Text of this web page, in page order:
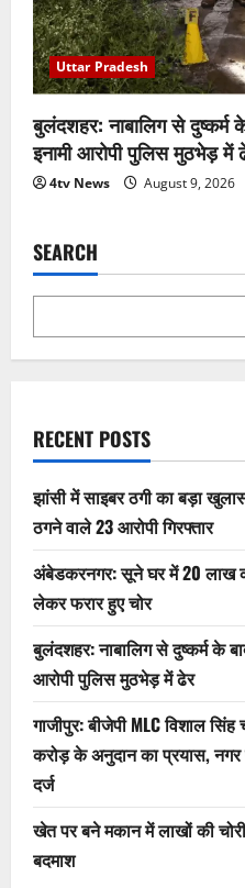
Uttar Pradesh
बुलंदशहर: नाबालिग से दुष्कर्म
इनामी आरोपी पुलिस मुठभेड़ में
4tv News August 9, 2026
SEARCH
RECENT POSTS
झांसी में साइबर ठगी का बड़ा
ठगने वाले 23 आरोपी गिरफ्तार
अंबेडकरनगर: सूने घर में 20 लाख
लेकर फरार हुए चोर
बुलंदशहर: नाबालिग से दुष्कर्म के
आरोपी पुलिस मुठभेड़ में ढेर
गाजीपुर: बीजेपी MLC विशाल
करोड़ के अनुदान का प्रयास,
दर्ज
खेत पर बने मकान में लाखों की
बदमाश